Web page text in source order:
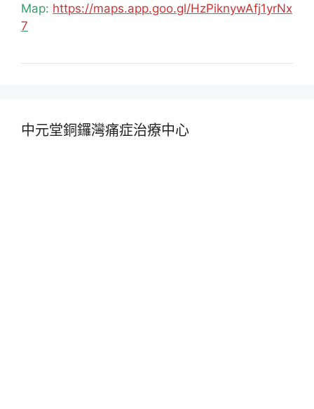
Map: https://maps.app.goo.gl/HzPiknywAfj1yrNx
7
中元堂銅鑼灣痛症治療中心